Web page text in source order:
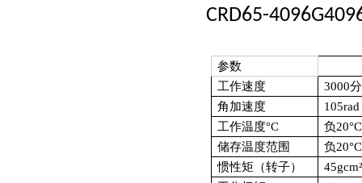
CRD65-
参数
工作速度
3000
角加速度
105rad
工作温度°C
负
储存温度范围
负
惯性矩（转子）